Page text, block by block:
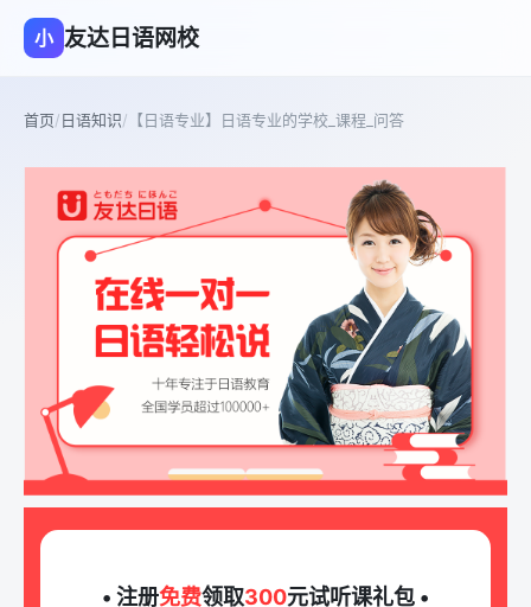
小 友达日语网校
首页/日语知识/ 【日语专业】日语专业的学校_课程_问答
• 注册免费领取300元试听课礼包 •